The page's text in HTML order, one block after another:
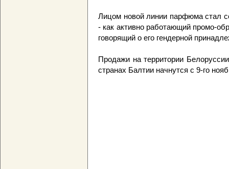
Лицом новой линии парфюма стал
- как активно работающий промо-
говорящий о его гендерной
Продажи на территории
странах Балтии начнутся с 9-го